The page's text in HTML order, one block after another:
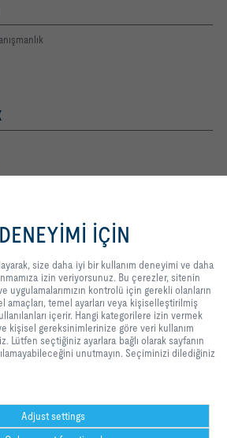
TURKEY
size daha iyi bir kullanım deneyimi
ve daha kolay bir alışveriş süreci
sunmamıza izin veriyorsunuz. Bu
çerezler, sitenin çalışması,
hizmetlerimizin ve
uygulamalarımızın kontrolü için
gerekli olanların yanı sıra sadece
istatistiksel amaçları, temel ayarları
veya kişiselleştirilmiş içeriği
görüntülemek için kullanılanları
içerir. Hangi kategorilere izin
düzenleyebilirsiniz. Lütfen
seçtiğiniz ayarlara bağlı olarak
sayfanın tüm fonksiyonlarının
İÇİN
size daha iyi bir kullanım deneyimi ve daha
izin veriyorsunuz. Bu çerezler, sitenin
uygulamalarımızın kontrolü için gerekli olanların
amaçları, temel ayarları veya kişiselleştirilmiş
içerir. Hangi kategorilere izin vermek
kişisel gereksinimlerinize göre veri kullanım
Lütfen seçtiğiniz ayarlara bağlı olarak sayfanın
unutmayın. Seçiminizi dilediğiniz
Adjust settings